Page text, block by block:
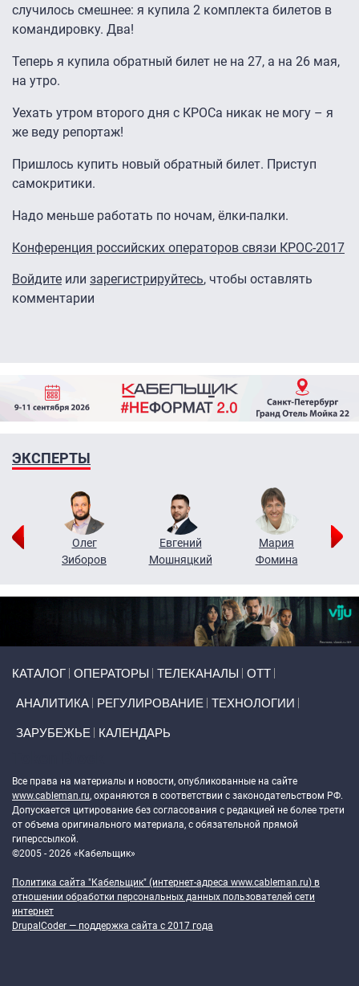
случилось смешнее: я купила 2 комплекта билетов в
командировку. Два!
Теперь я купила обратный билет не на 27, а на 26 мая,
на утро.
Уехать утром второго дня с КРОСа никак не могу – я
же веду репортаж!
Пришлось купить новый обратный билет. Приступ
самокритики.
Надо меньше работать по ночам, ёлки-палки.
Конференция российских операторов связи КРОС-2017
Войдите или зарегистрируйтесь, чтобы оставлять
комментарии
ЭКСПЕРТЫ
Олег
Зиборов
Евгений
Мошняцкий
Мария
Фомина
КАТАЛОГ ОПЕРАТОРЫ ТЕЛЕКАНАЛЫ ОТТ
АНАЛИТИКА РЕГУЛИРОВАНИЕ ТЕХНОЛОГИИ
ЗАРУБЕЖЬЕ КАЛЕНДАРЬ
Все права на материалы и новости, опубликованные на сайте
www.cableman.ru, охраняются в соответствии с законодательством РФ.
Допускается цитирование без согласования с редакцией не более трети
от объема оригинального материала, с обязательной прямой
гиперссылкой.
©2005 - 2026 «Кабельщик»
Политика сайта "Кабельщик" (интернет-адреса www.cableman.ru) в
отношении обработки персональных данных пользователей сети
интернет
DrupalCoder — поддержка сайта c 2017 года